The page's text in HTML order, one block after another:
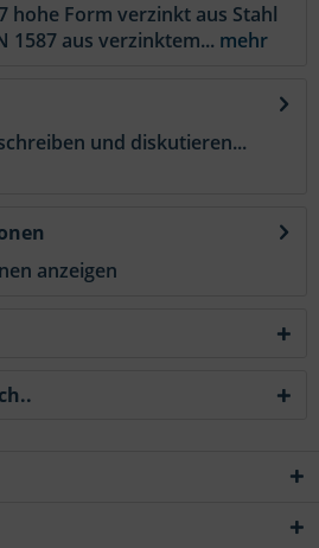
hohe Form verzinkt aus Stahl
1587 aus verzinktem... mehr
und diskutieren...
anzeigen